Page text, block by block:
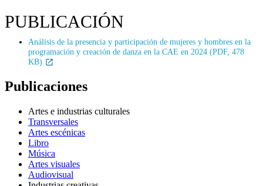
PUBLICACIÓN
Análisis de la presencia y participación de mujeres y hombres en la
programación y creación de danza en la CAE en 2024 (PDF, 478
KB)
Publicaciones
Artes e industrias culturales
Transversales
Artes escénicas
Libro
Música
Artes visuales
Audiovisual